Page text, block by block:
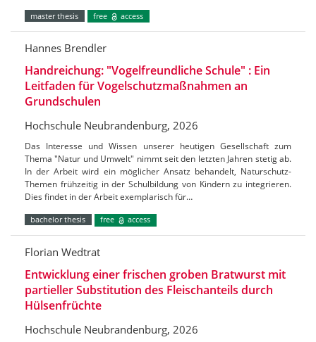
master thesis free access
Hannes Brendler
Handreichung: "Vogelfreundliche Schule" : Ein
Leitfaden für Vogelschutzmaßnahmen an
Grundschulen
Hochschule Neubrandenburg, 2026
Das Interesse und Wissen unserer heutigen Gesellschaft zum
Thema "Natur und Umwelt" nimmt seit den letzten Jahren stetig ab.
In der Arbeit wird ein möglicher Ansatz behandelt, Naturschutz-
Themen frühzeitig in der Schulbildung von Kindern zu integrieren.
Dies findet in der Arbeit exemplarisch für…
bachelor thesis free access
Florian Wedtrat
Entwicklung einer frischen groben Bratwurst mit
partieller Substitution des Fleischanteils durch
Hülsenfrüchte
Hochschule Neubrandenburg, 2026